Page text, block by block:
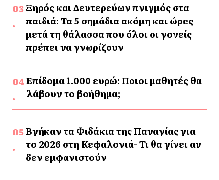
Ξηρός και Δευτερεύων πνιγμός στα
παιδιά: Τα 5 σημάδια ακόμη και ώρες
μετά τη θάλασσα που όλοι οι γονείς
πρέπει να γνωρίζουν
Επίδομα 1.000 ευρώ: Ποιοι μαθητές θα
λάβουν το βοήθημα;
Βγήκαν τα Φιδάκια της Παναγίας για
το 2026 στη Κεφαλονιά- Τι θα γίνει αν
δεν εμφανιστούν